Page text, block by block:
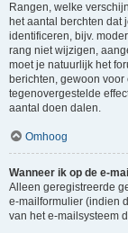
Rangen, welke
het aantal berchten dat
identificeren, bijv.
rang niet wijzigen,
moet je natuurlijk het
berichten, gewoon
tegenovergestelde
aantal doen dalen.
Omhoog
Wanneer ik op de e-
Alleen geregistreerde
e-mailformulier (indien
van het e-mailsysteem